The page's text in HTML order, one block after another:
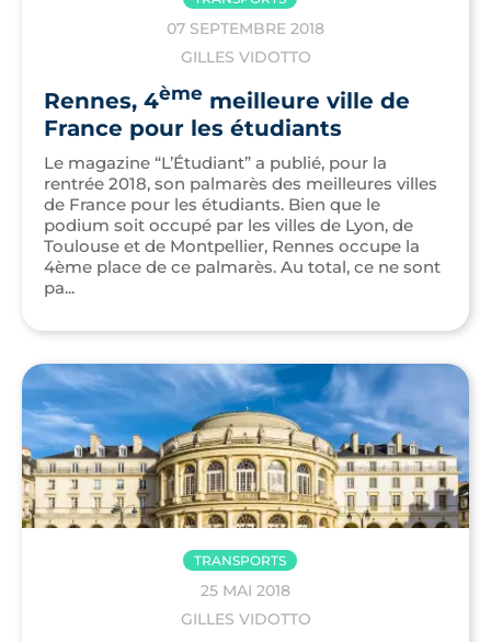
07 SEPTEMBRE 2018
GILLES VIDOTTO
Rennes, 4ème meilleure ville de
France pour les étudiants
Le magazine “L’Étudiant” a publié, pour la
rentrée 2018, son palmarès des meilleures villes
de France pour les étudiants. Bien que le
podium soit occupé par les villes de Lyon, de
Toulouse et de Montpellier, Rennes occupe la
4ème place de ce palmarès. Au total, ce ne sont
pa...
TRANSPORTS
25 MAI 2018
GILLES VIDOTTO